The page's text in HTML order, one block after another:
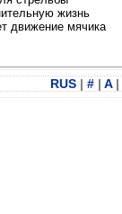
жизнь
движение мячика
RUS | # | A |